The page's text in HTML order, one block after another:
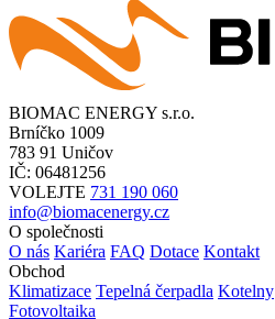
BIOMAC ENERGY s.r.o.
Brníčko 1009
783 91 Uničov
IČ: 06481256
VOLEJTE 731 190 060
info@biomacenergy.cz
O společnosti
O nás Kariéra FAQ Dotace Kontakt
Obchod
Klimatizace Tepelná čerpadla Kotelny
Fotovoltaika